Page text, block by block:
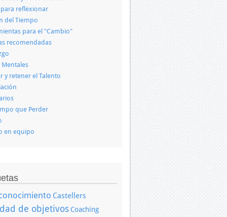
para reflexionar
del Tiempo
para el "Cambio"
recomendadas
Mentales
y retener el Talento
que Perder
en equipo
Castellers
de objetivos Coaching